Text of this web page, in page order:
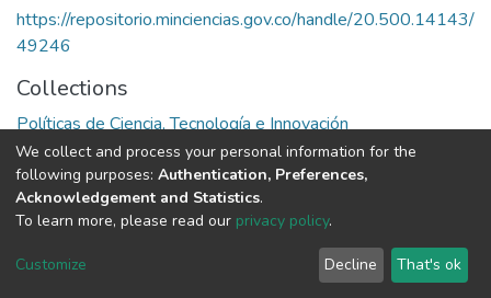
https://repositorio.minciencias.gov.co/handle/20.500.14143/
49246
Collections
Políticas de Ciencia, Tecnología e Innovación
Full item page
DSpace software copyright © 2002-2026
Cookie
End User
Agreement
Send
Feedback
We collect and process your personal information for the
following purposes: Authentication, Preferences,
Acknowledgement and Statistics.
To learn more, please read our privacy policy.
Customize Decline That's ok